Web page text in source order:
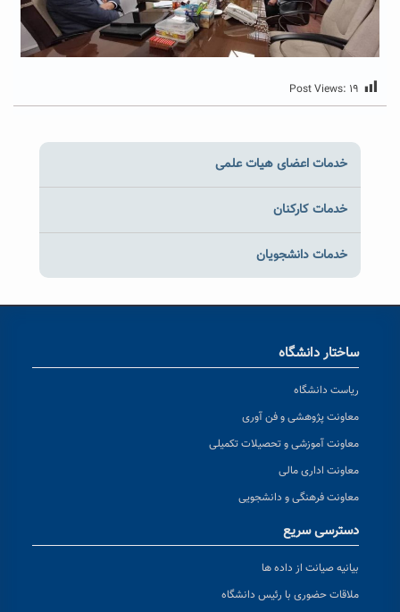
Post Views: ۱۹
خدمات اعضای هیات علمی
خدمات کارکنان
خدمات دانشجویان
ساختار دانشگاه
ریاست دانشگاه
معاونت پژوهشی و فن آوری
معاونت آموزشی و تحصیلات تکمیلی
معاونت اداری مالی
معاونت فرهنگی و دانشجویی
دسترسی سریع
بیانیه صیانت از داده ها
ملاقات حضوری با رئیس دانشگاه